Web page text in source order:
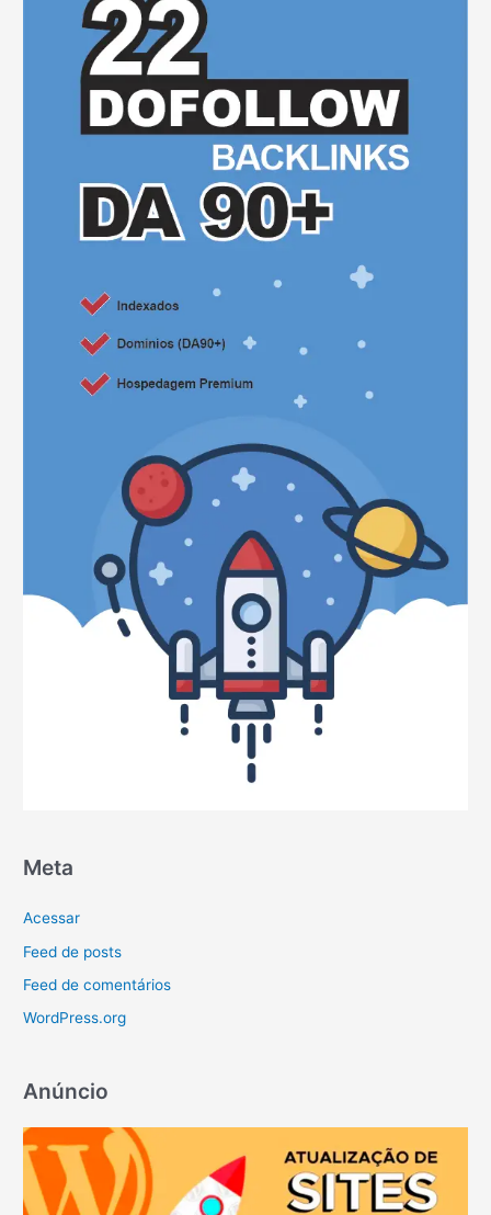
Meta
Acessar
Feed de posts
Feed de comentários
WordPress.org
Anúncio